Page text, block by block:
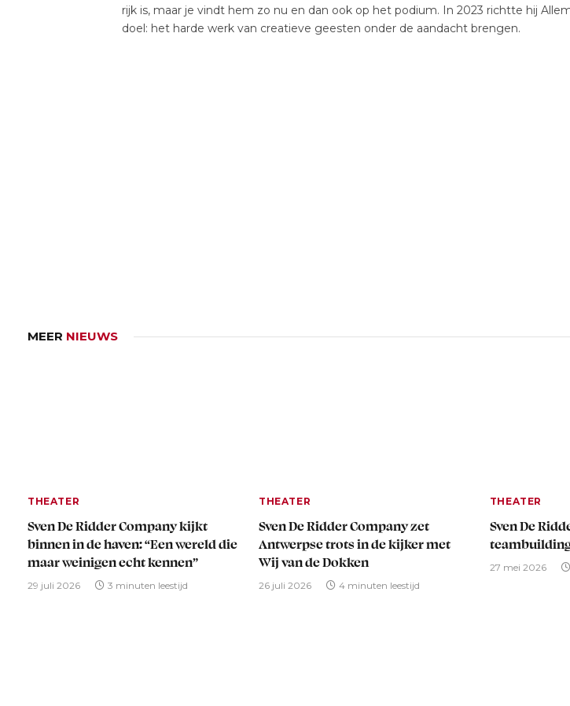
rijk is, maar je vindt hem zo nu en dan ook op het podium. In 2023 richtte hij
doel: het harde werk van creatieve geesten onder de aandacht brengen.
MEER NIEUWS
THEATER
Sven De Ridder Company kijkt
binnen in de haven: “Een wereld die
maar weinigen echt kennen”
29 juli 2026 3 minuten leestijd
THEATER
Sven De Ridder Company zet
Antwerpse trots in de kijker met
Wij van de Dokken
26 juli 2026 4 minuten leestijd
THEATER
Sven De
27 mei 2026